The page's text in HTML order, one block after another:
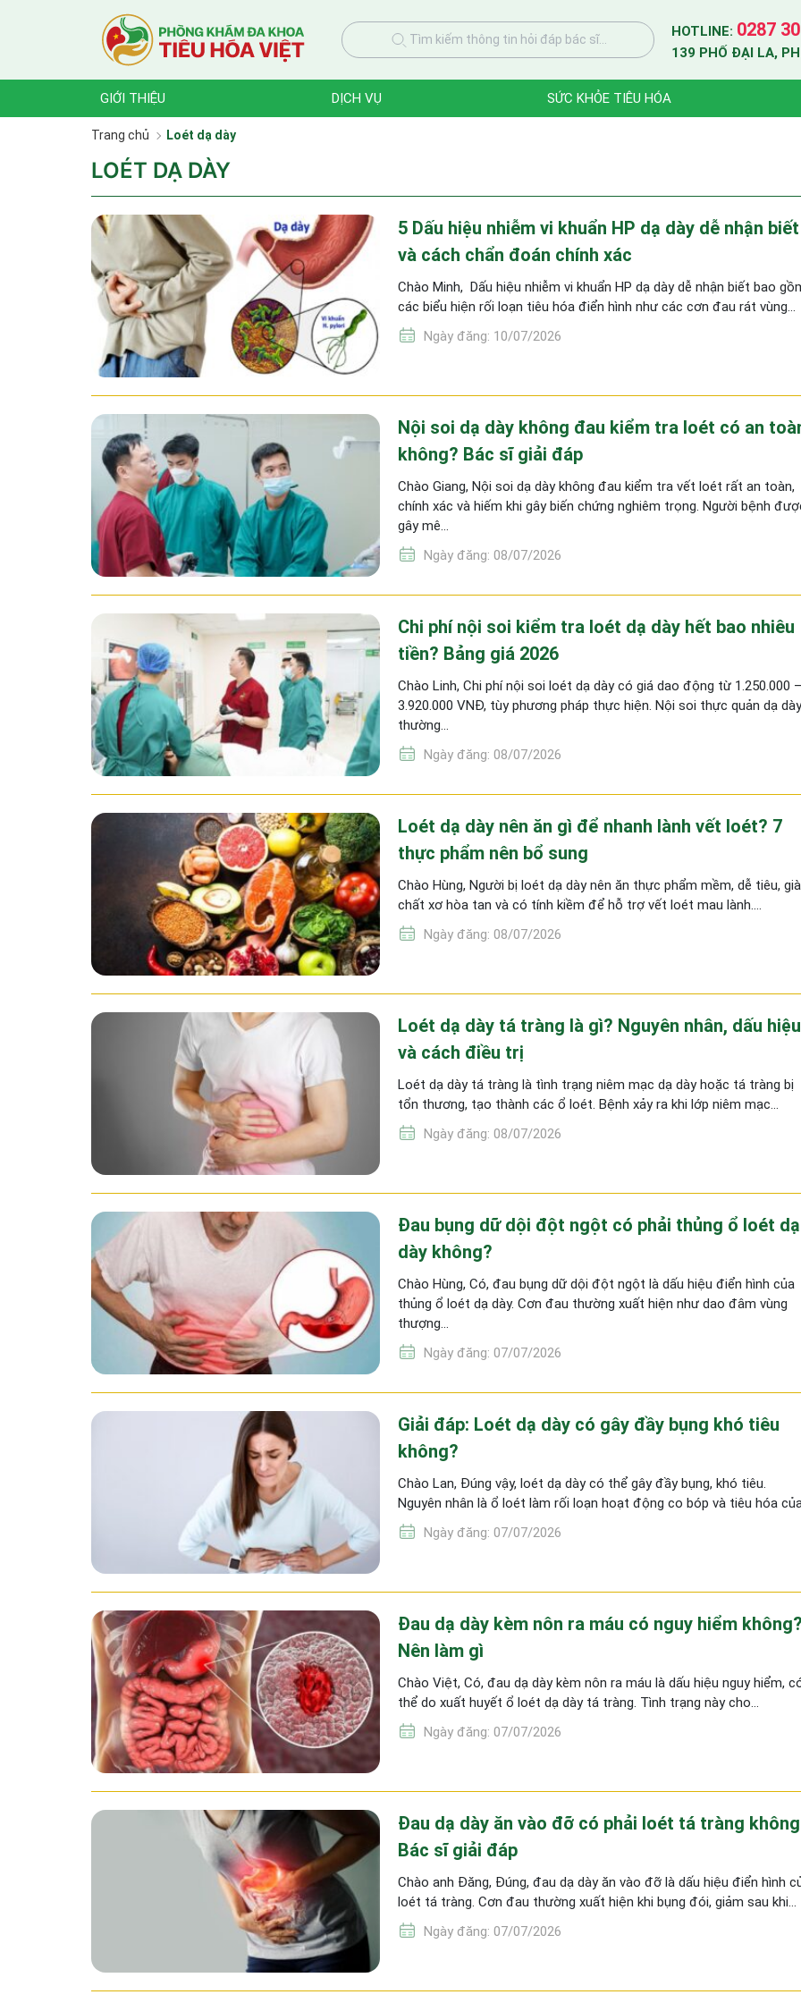
Tìm kiếm thông tin hỏi đáp bác sĩ... HOTLINE: 0287
139 PHỐ ĐẠI LA,
GIỚI THIỆU DỊCH VỤ SỨC KHỎE TIÊU HÓA
Trang chủ Loét dạ dày
LOÉT DẠ DÀY
5 Dấu hiệu nhiễm vi khuẩn HP dạ dày dễ nhận biết
và cách chẩn đoán chính xác
Chào Minh, Dấu hiệu nhiễm vi khuẩn HP dạ dày dễ nhận biết bao
các biểu hiện rối loạn tiêu hóa điển hình như các cơn đau rát vùng…
Ngày đăng: 10/07/2026
Nội soi dạ dày không đau kiểm tra loét có an
không? Bác sĩ giải đáp
Chào Giang, Nội soi dạ dày không đau kiểm tra vết loét rất an toàn,
chính xác và hiếm khi gây biến chứng nghiêm trọng. Người bệnh
gây mê…
Ngày đăng: 08/07/2026
Chi phí nội soi kiểm tra loét dạ dày hết bao nhiêu
tiền? Bảng giá 2026
Chào Linh, Chi phí nội soi loét dạ dày có giá dao động từ 1.250.000 –
3.920.000 VNĐ, tùy phương pháp thực hiện. Nội soi thực quản dạ dày
thường…
Ngày đăng: 08/07/2026
Loét dạ dày nên ăn gì để nhanh lành vết loét? 7
thực phẩm nên bổ sung
Chào Hùng, Người bị loét dạ dày nên ăn thực phẩm mềm, dễ tiêu,
chất xơ hòa tan và có tính kiềm để hỗ trợ vết loét mau lành.…
Ngày đăng: 08/07/2026
Loét dạ dày tá tràng là gì? Nguyên nhân, dấu hiệu
và cách điều trị
Loét dạ dày tá tràng là tình trạng niêm mạc dạ dày hoặc tá tràng bị
tổn thương, tạo thành các ổ loét. Bệnh xảy ra khi lớp niêm mạc…
Ngày đăng: 08/07/2026
Đau bụng dữ dội đột ngột có phải thủng ổ loét dạ
dày không?
Chào Hùng, Có, đau bụng dữ dội đột ngột là dấu hiệu điển hình của
thủng ổ loét dạ dày. Cơn đau thường xuất hiện như dao đâm vùng
thượng…
Ngày đăng: 07/07/2026
Giải đáp: Loét dạ dày có gây đầy bụng khó tiêu
không?
Chào Lan, Đúng vậy, loét dạ dày có thể gây đầy bụng, khó tiêu.
Nguyên nhân là ổ loét làm rối loạn hoạt động co bóp và tiêu hóa
Ngày đăng: 07/07/2026
Đau dạ dày kèm nôn ra máu có nguy hiểm
Nên làm gì
Chào Việt, Có, đau dạ dày kèm nôn ra máu là dấu hiệu nguy hiểm,
thể do xuất huyết ổ loét dạ dày tá tràng. Tình trạng này cho…
Ngày đăng: 07/07/2026
Đau dạ dày ăn vào đỡ có phải loét tá tràng
Bác sĩ giải đáp
Chào anh Đăng, Đúng, đau dạ dày ăn vào đỡ là dấu hiệu điển hình
loét tá tràng. Cơn đau thường xuất hiện khi bụng đói, giảm sau khi…
Ngày đăng: 07/07/2026